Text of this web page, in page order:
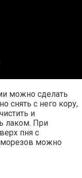
можно сделать
снять с него кору,
и
лаком. При
пня с
можно